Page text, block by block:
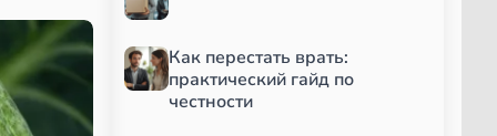
Как перестать врать:
практический гайд по
честности